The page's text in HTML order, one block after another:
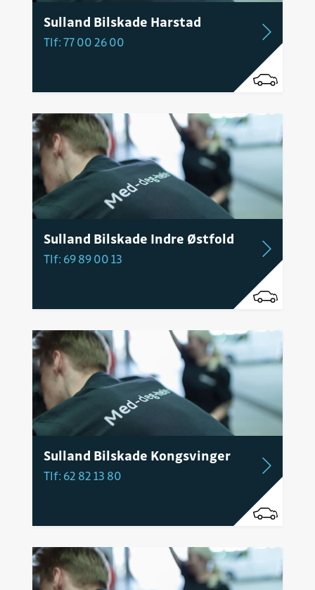
Sulland Bilskade Harstad
Tlf: 77 00 26 00
Sulland Bilskade Indre Østfold
Tlf: 69 89 00 13
Sulland Bilskade Kongsvinger
Tlf: 62 82 13 80